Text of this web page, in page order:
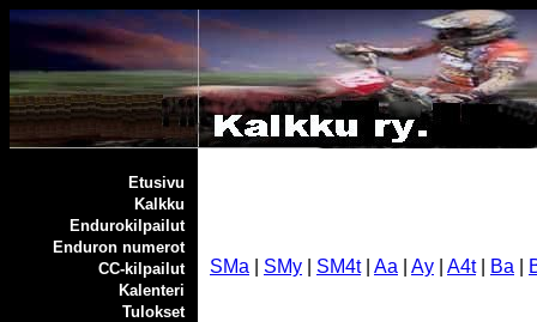
Etusivu
Kalkku
Endurokilpailut
Enduron numerot
CC-kilpailut
Kalenteri
Tulokset
SMa SMy SM4t| Aa Ay A4t| Ba